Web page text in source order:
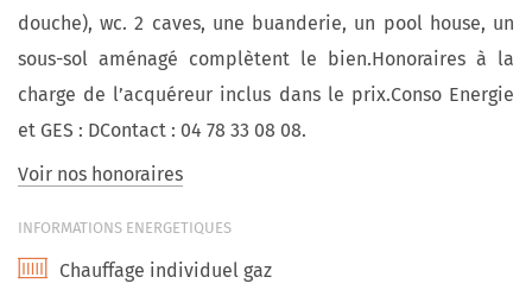
douche), wc. 2 caves, une buanderie, un pool house, un
sous-sol aménagé complètent le bien.Honoraires à la
charge de l’acquéreur inclus dans le prix.Conso Energie
et GES : DContact : 04 78 33 08 08.
Voir nos honoraires
INFORMATIONS ENERGETIQUES
Chauffage individuel gaz